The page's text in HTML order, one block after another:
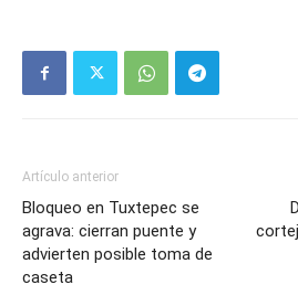
Artículo anterior
Bloqueo en Tuxtepec se
agrava: cierran puente y
advierten posible toma de
caseta